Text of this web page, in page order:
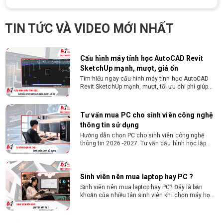
TIN TỨC VÀ VIDEO MỚI NHẤT
Cấu hình máy tính học AutoCAD Revit
SketchUp mạnh, mượt, giá ổn
Revit SketchUp mạnh, mượt, tối ưu chi phí giúp
dân thiết kế, kiến trúc vận hành mượt mà, không
giật lag.
Tư vấn mua PC cho sinh viên công nghệ
thông tin sử dụng
thông tin 2026 -2027. Tư vấn cấu hình học lập
trình, chạy Docker, máy ảo, Android Studio tối ưu
chi phí.
Sinh viên nên mua laptop hay PC ?
ngành, hợp túi tiền!
Laptop Sinh Viên 15–20 Triệu 2026: Cấu